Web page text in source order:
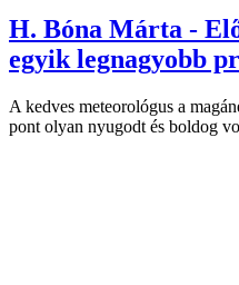
H. Bóna Márta -
egyik legnagyobb
A kedves meteorológus a
pont olyan nyugodt és boldog